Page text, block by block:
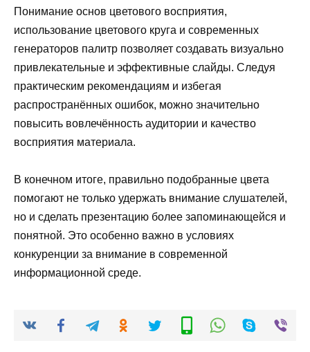
Понимание основ цветового восприятия,
использование цветового круга и современных
генераторов палитр позволяет создавать визуально
привлекательные и эффективные слайды. Следуя
практическим рекомендациям и избегая
распространённых ошибок, можно значительно
повысить вовлечённость аудитории и качество
восприятия материала.
В конечном итоге, правильно подобранные цвета
помогают не только удержать внимание слушателей,
но и сделать презентацию более запоминающейся и
понятной. Это особенно важно в условиях
конкуренции за внимание в современной
информационной среде.